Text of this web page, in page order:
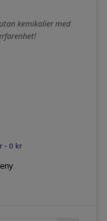
kemikalier med
0 kr